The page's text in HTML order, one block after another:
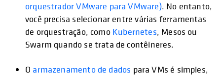
orquestrador VMware para VMware). No entanto,
você precisa selecionar entre várias ferramentas
de orquestração, como Kubernetes, Mesos ou
Swarm quando se trata de contêineres.
O armazenamento de dados para VMs é simples,